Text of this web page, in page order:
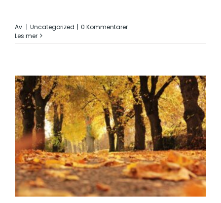
Av | Uncategorized | 0 Kommentarer
Les mer